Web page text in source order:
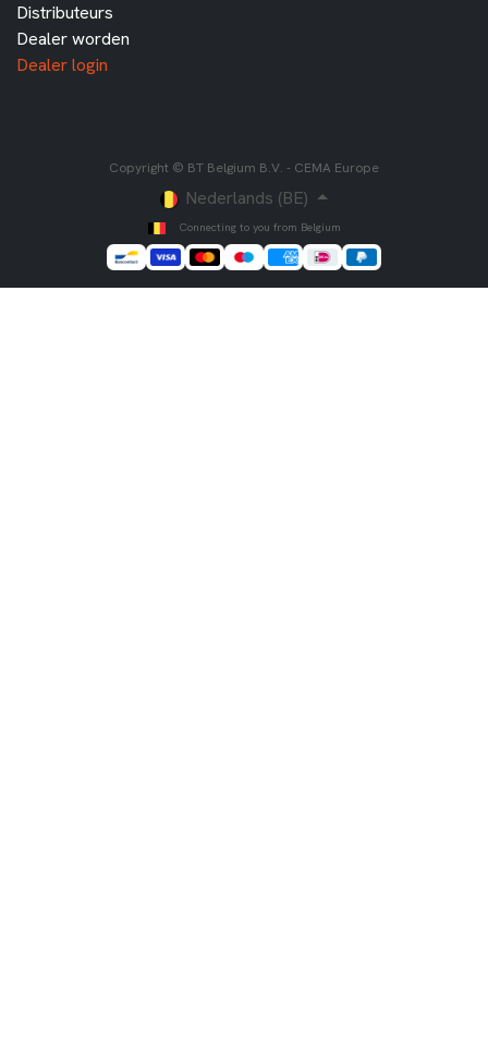
Distributeurs
Dealer worden
Dealer login
Copyright © BT Belgium B.V. - CEMA Europe
Nederlands (BE)
Connecting to you from Belgium